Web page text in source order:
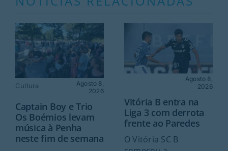
Cultura
Agosto 8,
2026
Captain Boy e Trio
Os Boémios levam
música à Penha
neste fim de semana
Agosto 8,
2026
Vitória B entra na
Liga 3 com derrota
frente ao Paredes
O Vitória SC B